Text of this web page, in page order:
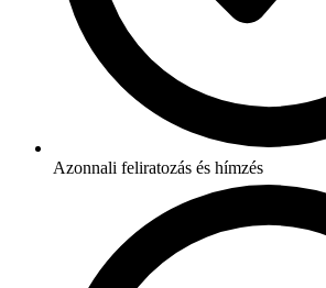
Azonnali feliratozás és hímzés